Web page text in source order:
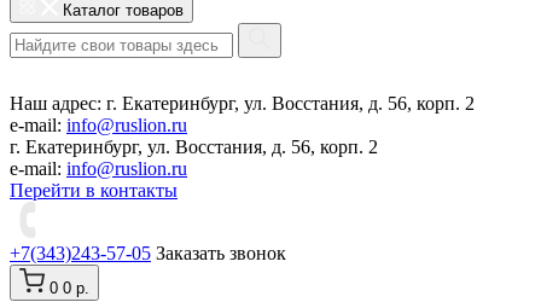
Каталог товаров
Наш адрес: г. Екатеринбург, ул. Восстания, д. 56, корп. 2
e-mail: info@ruslion.ru
г. Екатеринбург, ул. Восстания, д. 56, корп. 2
e-mail: info@ruslion.ru
Перейти в контакты
+7(343)243-57-05 Заказать звонок
0 0 р.